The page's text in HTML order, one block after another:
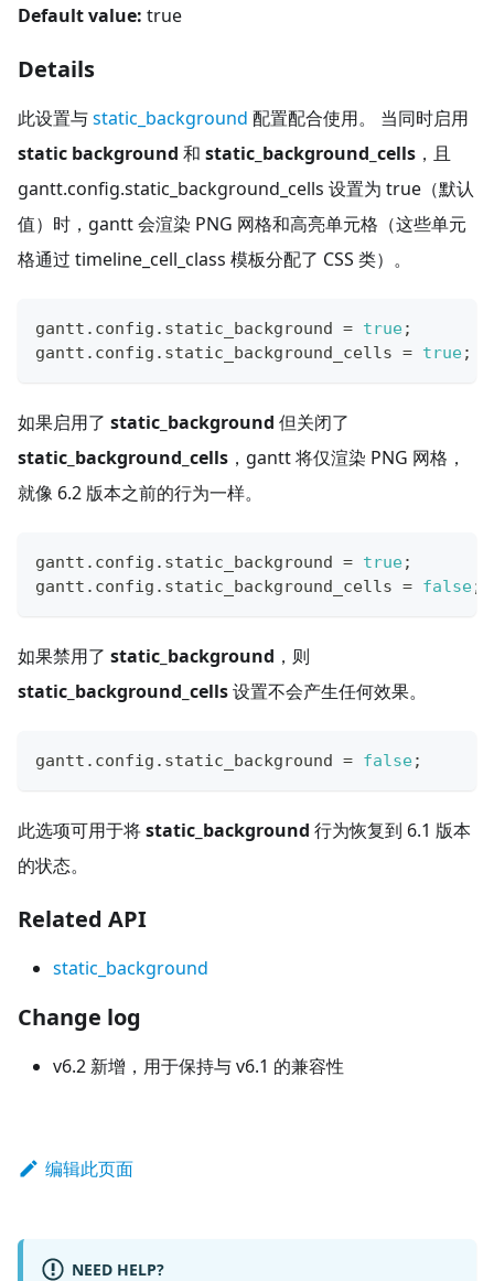
Default value: true
Details
此设置与static_background 配置配合使用。 当同时启用
static background 和 static_background_cells ，且
gantt.config.static_background_cells 设置为 true（默认
值）时，gantt 会渲染 PNG 网格和高亮单元格（这些单元
格通过 timeline_cell_class 模板分配了 CSS 类）。
gantt . config . static_background = true;
gantt . config . static_background_cells = true;
如果启用了 static_background 但关闭了
static_background_cells ，gantt 将仅渲染 PNG 网格，
就像 6.2 版本之前的行为一样。
gantt . config . static_background = true;
gantt . config . static_background_cells = false;
如果禁用了 static_background ，则
static_background_cells设置不会产生任何效果。
gantt . config . static_background = false;
此选项可用于将static_background 行为恢复到 6.1 版本
的状态。
Related API
static_background
Change log
v6.2 新增，用于保持与 v6.1 的兼容性
编辑此页面
NEED HELP?